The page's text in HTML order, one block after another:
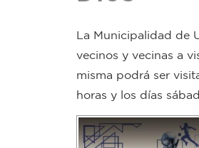
La Municipalidad de
vecinos y vecinas a
misma podrá ser
horas y los días